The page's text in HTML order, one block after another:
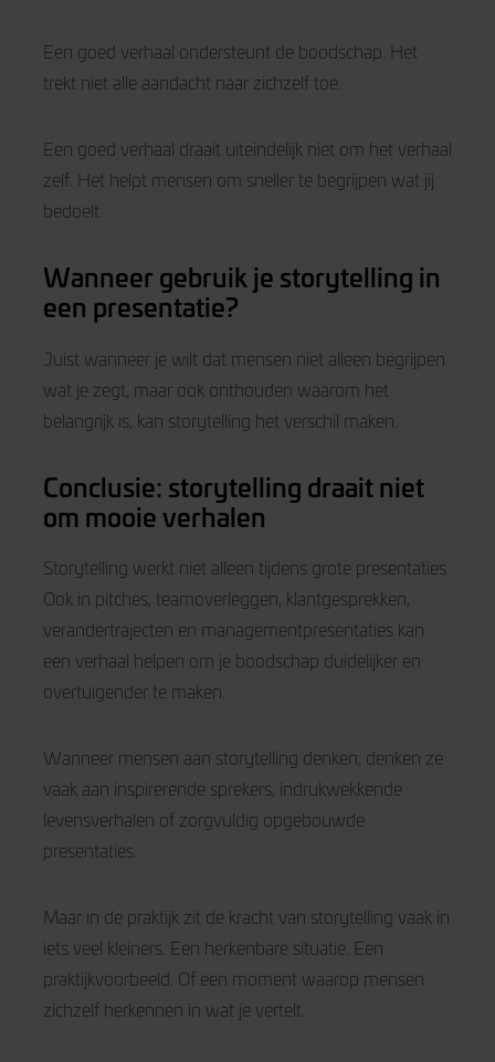
Een goed verhaal ondersteunt de boodschap. Het
trekt niet alle aandacht naar zichzelf toe.
Een goed verhaal draait uiteindelijk niet om het verhaal
zelf. Het helpt mensen om sneller te begrijpen wat jij
bedoelt.
Wanneer gebruik je storytelling in
een presentatie?
Juist wanneer je wilt dat mensen niet alleen begrijpen
wat je zegt, maar ook onthouden waarom het
belangrijk is, kan storytelling het verschil maken.
Conclusie: storytelling draait niet
om mooie verhalen
Storytelling werkt niet alleen tijdens grote presentaties.
Ook in pitches, teamoverleggen, klantgesprekken,
verandertrajecten en managementpresentaties kan
een verhaal helpen om je boodschap duidelijker en
overtuigender te maken.
Wanneer mensen aan storytelling denken, denken ze
vaak aan inspirerende sprekers, indrukwekkende
levensverhalen of zorgvuldig opgebouwde
presentaties.
Maar in de praktijk zit de kracht van storytelling vaak in
iets veel kleiners. Een herkenbare situatie. Een
praktijkvoorbeeld. Of een moment waarop mensen
zichzelf herkennen in wat je vertelt.